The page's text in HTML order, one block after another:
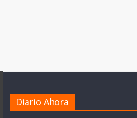
Diario Ahora